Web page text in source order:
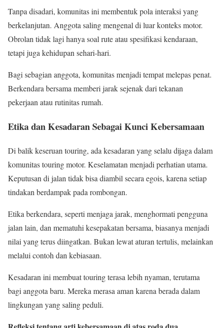
Tanpa disadari, komunitas ini membentuk pola interaksi yang
berkelanjutan. Anggota saling mengenal di luar konteks motor.
Obrolan tidak lagi hanya soal rute atau spesifikasi kendaraan,
tetapi juga kehidupan sehari-hari.
Bagi sebagian anggota, komunitas menjadi tempat melepas penat.
Berkendara bersama memberi jarak sejenak dari tekanan
pekerjaan atau rutinitas rumah.
Etika dan Kesadaran Sebagai Kunci Kebersamaan
Di balik keseruan touring, ada kesadaran yang selalu dijaga dalam
komunitas touring motor. Keselamatan menjadi perhatian utama.
Keputusan di jalan tidak bisa diambil secara egois, karena setiap
tindakan berdampak pada rombongan.
Etika berkendara, seperti menjaga jarak, menghormati pengguna
jalan lain, dan mematuhi kesepakatan bersama, biasanya menjadi
nilai yang terus diingatkan. Bukan lewat aturan tertulis, melainkan
melalui contoh dan kebiasaan.
Kesadaran ini membuat touring terasa lebih nyaman, terutama
bagi anggota baru. Mereka merasa aman karena berada dalam
lingkungan yang saling peduli.